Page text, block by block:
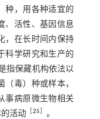
种，用各种适宜的
、活性、基因信息
，在长时间内保持
科学研究和生产的
指保藏机构依法以
毒）种或样本，
事病原微生物相关
活动［ 25 。